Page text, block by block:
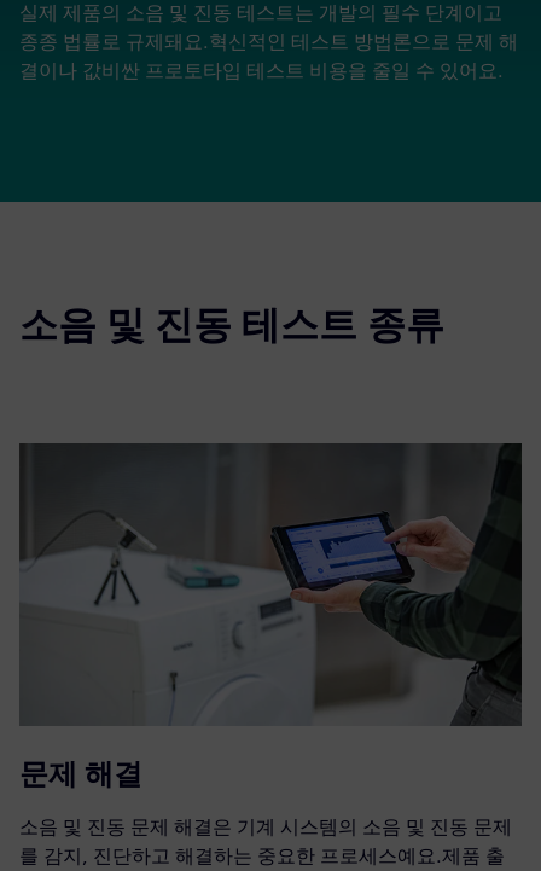
실제 제품의 소음 및 진동 테스트는 개발의 필수 단계이고
종종 법률로 규제돼요.혁신적인 테스트 방법론으로 문제 해
결이나 값비싼 프로토타입 테스트 비용을 줄일 수 있어요.
소음 및 진동 테스트 종류
문제 해결
소음 및 진동 문제 해결은 기계 시스템의 소음 및 진동 문제
를 감지, 진단하고 해결하는 중요한 프로세스예요.제품 출